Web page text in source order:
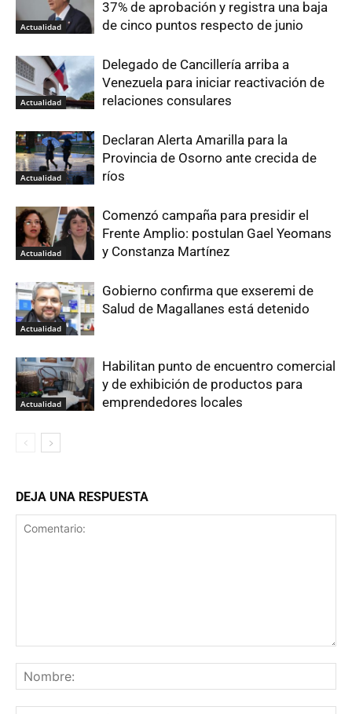
Actualidad
37% de aprobación y registra una baja
de cinco puntos respecto de junio
Actualidad
Delegado de Cancillería arriba a
Venezuela para iniciar reactivación de
relaciones consulares
Actualidad
Declaran Alerta Amarilla para la
Provincia de Osorno ante crecida de
ríos
Actualidad
Comenzó campaña para presidir el
Frente Amplio: postulan Gael Yeomans
y Constanza Martínez
Actualidad
Gobierno confirma que exseremi de
Salud de Magallanes está detenido
Actualidad
Habilitan punto de encuentro comercial
y de exhibición de productos para
emprendedores locales
DEJA UNA RESPUESTA